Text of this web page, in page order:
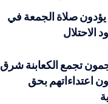
صلاة الجمعة في
الاحتلال
تجمع الكعابنة شرق
اعتداءاتهم بحق